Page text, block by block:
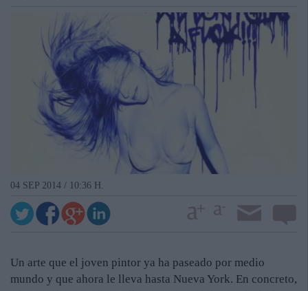
04 SEP 2014 / 10:36 H.
Un arte que el joven pintor ya ha paseado por medio
mundo y que ahora le lleva hasta Nueva York. En concreto,